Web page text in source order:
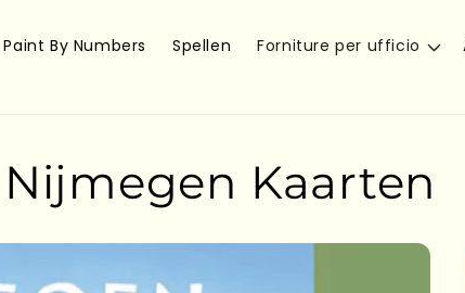
Paint By Numbers Spellen Forniture per ufficio
Nijmegen Kaarten